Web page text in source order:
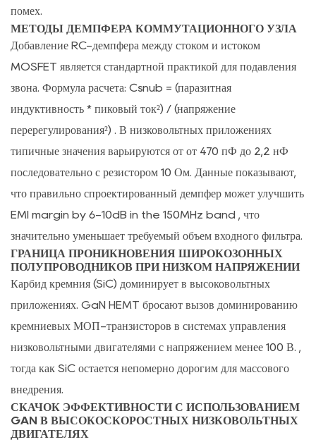
помех.
МЕТОДЫ ДЕМПФЕРА КОММУТАЦИОННОГО УЗЛА
Добавление RC-демпфера между стоком и истоком
MOSFET является стандартной практикой для подавления
звона. Формула расчета: Csnub = (паразитная
индуктивность * пиковый ток²) / (напряжение
перерегулирования²) . В низковольтных приложениях
типичные значения варьируются от от 470 пФ до 2,2 нФ
последовательно с резистором 10 Ом. Данные показывают,
что правильно спроектированный демпфер может улучшить
EMI margin by 6-10dB in the 150MHz band , что
значительно уменьшает требуемый объем входного фильтра.
ГРАНИЦА ПРОНИКНОВЕНИЯ ШИРОКОЗОННЫХ
ПОЛУПРОВОДНИКОВ ПРИ НИЗКОМ НАПРЯЖЕНИИ
Карбид кремния (SiC) доминирует в высоковольтных
приложениях. GaN HEMT бросают вызов доминированию
кремниевых МОП-транзисторов в системах управления
низковольтными двигателями с напряжением менее 100 В. ,
тогда как SiC остается непомерно дорогим для массового
внедрения.
СКАЧОК ЭФФЕКТИВНОСТИ С ИСПОЛЬЗОВАНИЕМ
GAN В ВЫСОКОСКОРОСТНЫХ НИЗКОВОЛЬТНЫХ
ДВИГАТЕЛЯХ